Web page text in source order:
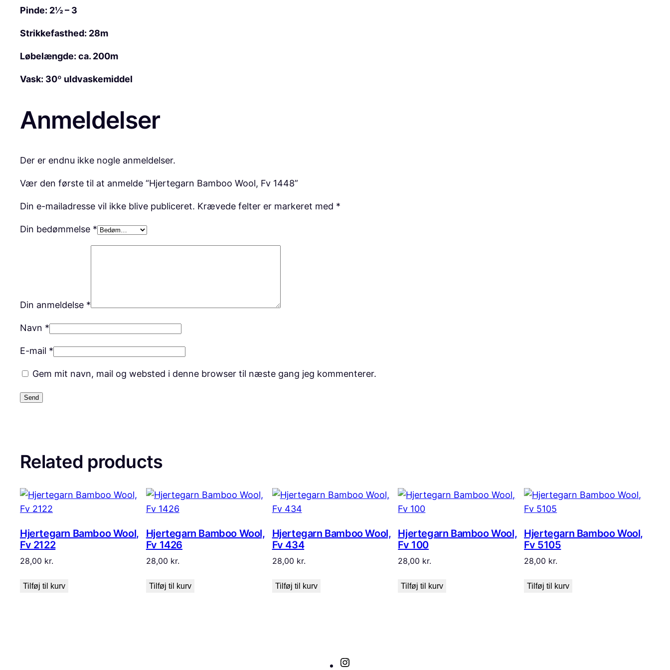
a
Pinde: 2½ – 3
Strikkefasthed: 28m
Løbelængde: ca. 200m
Vask: 30º uldvaskemiddel
Anmeldelser
Der er endnu ikke nogle anmeldelser.
Vær den første til at anmelde “Hjertegarn Bamboo Wool, Fv 1448”
Din e-mailadresse vil ikke blive publiceret. Krævede felter er markeret med *
Din bedømmelse *
Din anmeldelse *
Navn *
E-mail *
Gem mit navn, mail og websted i denne browser til næste gang jeg kommenterer.
Related products
Hjertegarn Bamboo Wool,
Fv 2122
28,00 kr.
Tilføj til kurv
Hjertegarn Bamboo Wool,
Fv 1426
28,00 kr.
Tilføj til kurv
Hjertegarn Bamboo Wool,
Fv 434
28,00 kr.
Tilføj til kurv
Hjertegarn Bamboo Wool,
Fv 100
28,00 kr.
Tilføj til kurv
Hjertegarn Bamboo Wool,
Fv 5105
28,00 kr.
Tilføj til kurv